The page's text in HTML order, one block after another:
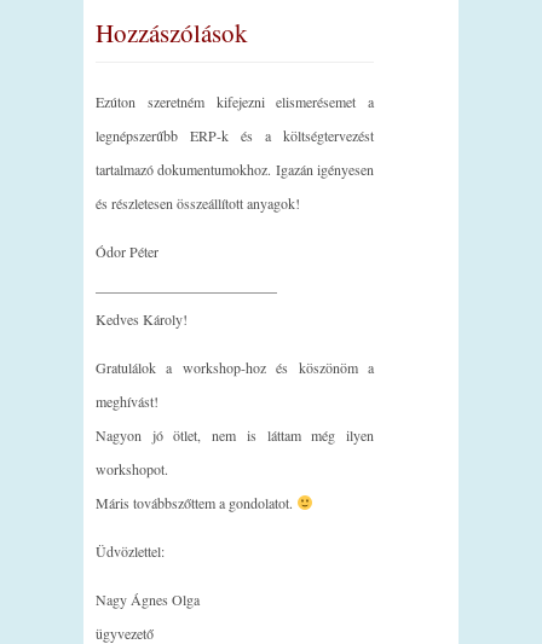
Hozzászólások
Ezúton szeretném kifejezni elismerésemet a
legnépszerűbb ERP-k és a költségtervezést
tartalmazó dokumentumokhoz. Igazán igényesen
és részletesen összeállított anyagok!
Ódor Péter
Kedves Károly!
Gratulálok a workshop-hoz és köszönöm a
meghívást!
Nagyon jó ötlet, nem is láttam még ilyen
workshopot.
Máris továbbszőttem a gondolatot.
Üdvözlettel:
Nagy Ágnes Olga
ügyvezető